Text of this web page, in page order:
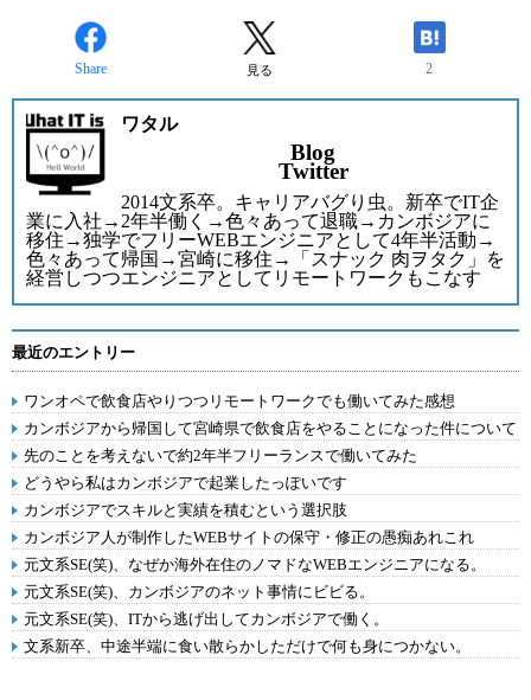
Share 見る 2
ワタル
Blog
Twitter
2014文系卒。キャリアバグり虫。新卒でIT企
業に入社→2年半働く→色々あって退職→カンボジアに
移住→独学でフリーWEBエンジニアとして4年半活動→
色々あって帰国→宮崎に移住→「スナック 肉ヲタク」を
経営しつつエンジニアとしてリモートワークもこなす
最近のエントリー
ワンオペで飲食店やりつつリモートワークでも働いてみた感想
カンボジアから帰国して宮崎県で飲食店をやることになった件について
先のことを考えないで約2年半フリーランスで働いてみた
どうやら私はカンボジアで起業したっぽいです
カンボジアでスキルと実績を積むという選択肢
カンボジア人が制作したWEBサイトの保守・修正の愚痴あれこれ
元文系SE(笑)、なぜか海外在住のノマドなWEBエンジニアになる。
元文系SE(笑)、カンボジアのネット事情にビビる。
元文系SE(笑)、ITから逃げ出してカンボジアで働く。
文系新卒、中途半端に食い散らかしただけで何も身につかない。